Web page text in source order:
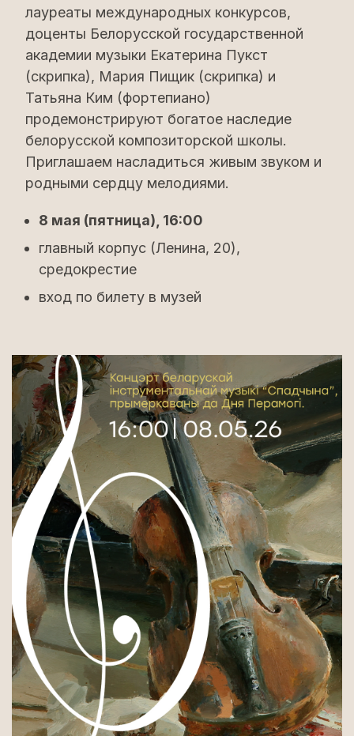
лауреаты международных конкурсов,
доценты Белорусской государственной
академии музыки Екатерина Пукст
(скрипка), Мария Пищик (скрипка) и
Татьяна Ким (фортепиано)
продемонстрируют богатое наследие
белорусской композиторской школы.
Приглашаем насладиться живым звуком и
родными сердцу мелодиями.
8 мая (пятница), 16:00
главный корпус (Ленина, 20),
средокрестие
вход по билету в музей